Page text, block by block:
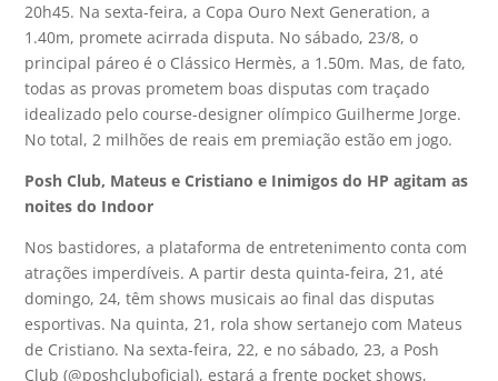
20h45. Na sexta-feira, a Copa Ouro Next Generation, a
1.40m, promete acirrada disputa. No sábado, 23/8, o
principal páreo é o Clássico Hermès, a 1.50m. Mas, de fato,
todas as provas prometem boas disputas com traçado
idealizado pelo course-designer olímpico Guilherme Jorge.
No total, 2 milhões de reais em premiação estão em jogo.
Posh Club, Mateus e Cristiano e Inimigos do HP agitam as
noites do Indoor
Nos bastidores, a plataforma de entretenimento conta com
atrações imperdíveis. A partir desta quinta-feira, 21, até
domingo, 24, têm shows musicais ao final das disputas
esportivas. Na quinta, 21, rola show sertanejo com Mateus
de Cristiano. Na sexta-feira, 22, e no sábado, 23, a Posh
Club (@poshcluboficial), estará a frente pocket shows,